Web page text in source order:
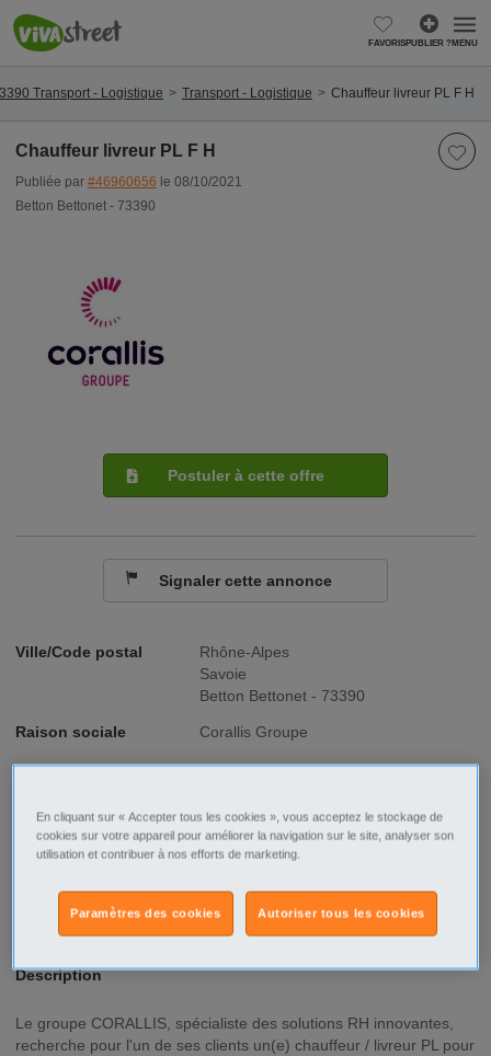
FAVORISPUBLIER ?MENU
Transport - Logistique Transport - Logistique Chauffeur livreur PL F H
Chauffeur livreur PL F H
Publiée par #46960656 le 08/10/2021
Betton Bettonet - 73390
Ville/Code postal
Rhône-Alpes
Savoie
Betton Bettonet - 73390
Raison sociale Corallis Groupe
Fonction Transport - Logistique
Type d'emploi Temps plein
Description
Le groupe CORALLIS, spécialiste des solutions RH innovantes,
recherche pour l'un de ses clients un(e) chauffeur / livreur PL pour
Postuler à cette offre
Signaler cette annonce
En cliquant sur « Accepter tous les cookies », vous acceptez le stockage de
cookies sur votre appareil pour améliorer la navigation sur le site, analyser son
utilisation et contribuer à nos efforts de marketing.
Autoriser tous les cookies
Paramètres des cookies